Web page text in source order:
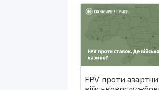
FPV проти